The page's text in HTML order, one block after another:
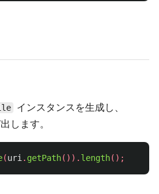
インスタンスを生成し、
します。
(uri . getPath()). length();